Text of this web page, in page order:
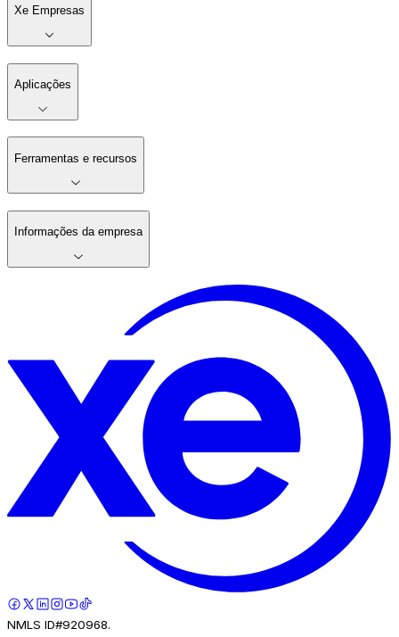
Xe Empresas
Aplicações
Ferramentas e recursos
Informações da empresa
NMLS ID#920968.